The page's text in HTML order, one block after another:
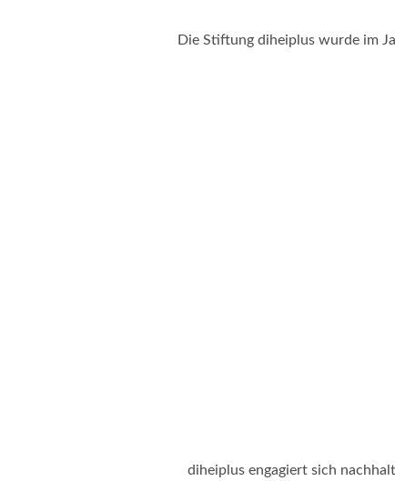
Die Stiftung diheiplus wurde im
diheiplus engagiert sich